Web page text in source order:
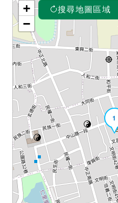
搜尋地圖區域
1
+
−